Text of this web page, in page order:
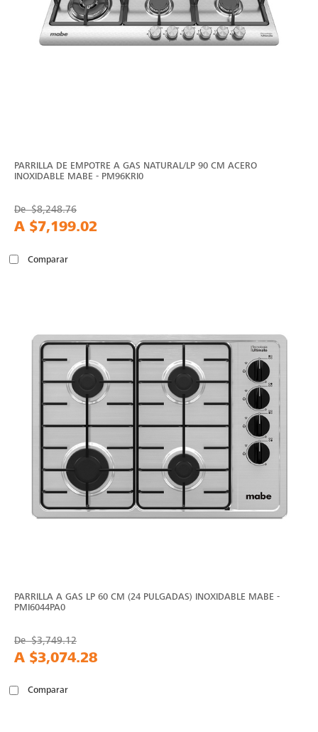
PARRILLA DE EMPOTRE A GAS NATURAL/LP 90 CM ACERO
INOXIDABLE MABE - PM96KRI0
De$8,248.76
A $7,199.02
Comparar
PARRILLA A GAS LP 60 CM (24 PULGADAS) INOXIDABLE MABE -
PMI6044PA0
De$3,749.12
A $3,074.28
Comparar